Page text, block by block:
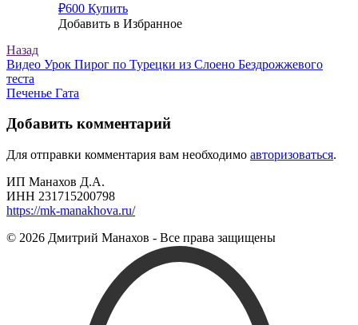
₽600 Купить
Добавить в Избранное
Назад
Навигация
по
Видео Урок Пирог по Турецки из Слоено Бездрожжевого
теста
Печенье Гата
Добавить комментарий
Для отправки комментария вам необходимо авторизоваться.
ИП Манахов Д.А.
ИНН 231715200798
https://mk-manakhova.ru/
© 2026 Дмитрий Манахов - Все права защищены